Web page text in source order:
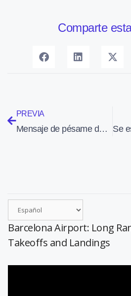
Comparte
PREVIA
Mensaje de pésame del Jefe de Estado Mayor del Ejército del Aire
Barcelona Airport: Long
Takeoffs and Landings